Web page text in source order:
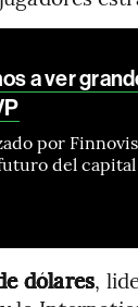
a ver
por
del
dólares,